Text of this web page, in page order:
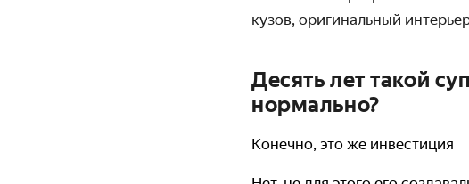
кузов, оригинальный
Десять лет такой
нормально?
Конечно, это же инвестиция